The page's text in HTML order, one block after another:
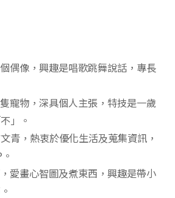
偶像，興趣是唱歌跳舞說話，專長
寵物，深具個人主張，特技是一歲
」。
青，熱衷於優化生活及蒐集資訊，
愛畫心智圖及煮東西，興趣是帶小